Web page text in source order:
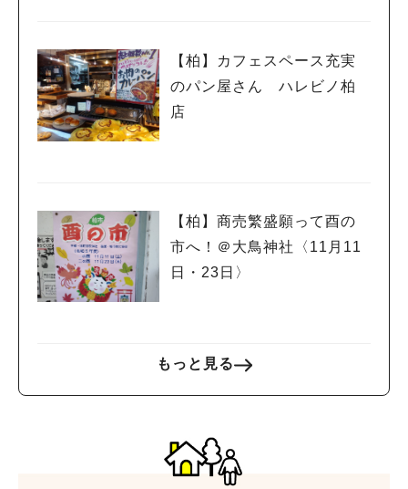
【柏】カフェスペース充実
のパン屋さん ハレビノ柏
店
【柏】商売繁盛願って酉の
市へ！＠大鳥神社〈11月11
日・23日〉
もっと見る